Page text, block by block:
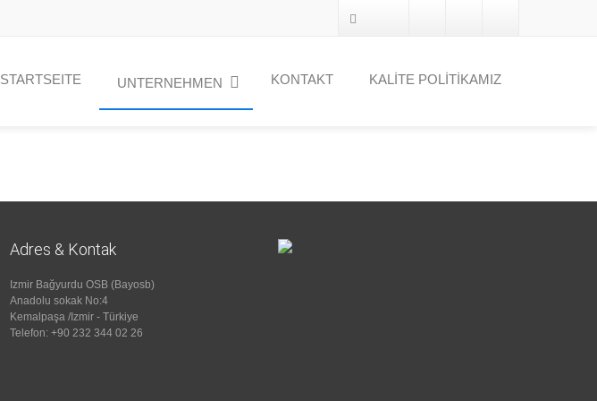
STARTSEITE UNTERNEHMEN KONTAKT KALİTE POLİTİKAMIZ
Adres & Kontak
Izmir Bağyurdu OSB (Bayosb)
Anadolu sokak No:4
Kemalpaşa /Izmir - Türkiye
Telefon: +90 232 344 02 26